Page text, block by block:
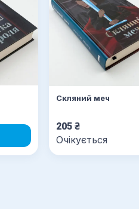
Скляний меч
205₴
Очікується